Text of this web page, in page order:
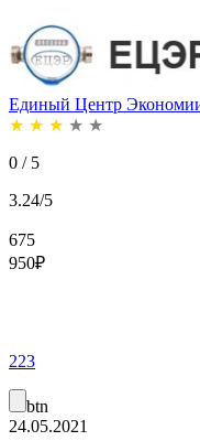
Единый Центр
★ ★ ★ ★ ★
0 / 5
3.24/5
675
950₽
223
btn
24.05.2021